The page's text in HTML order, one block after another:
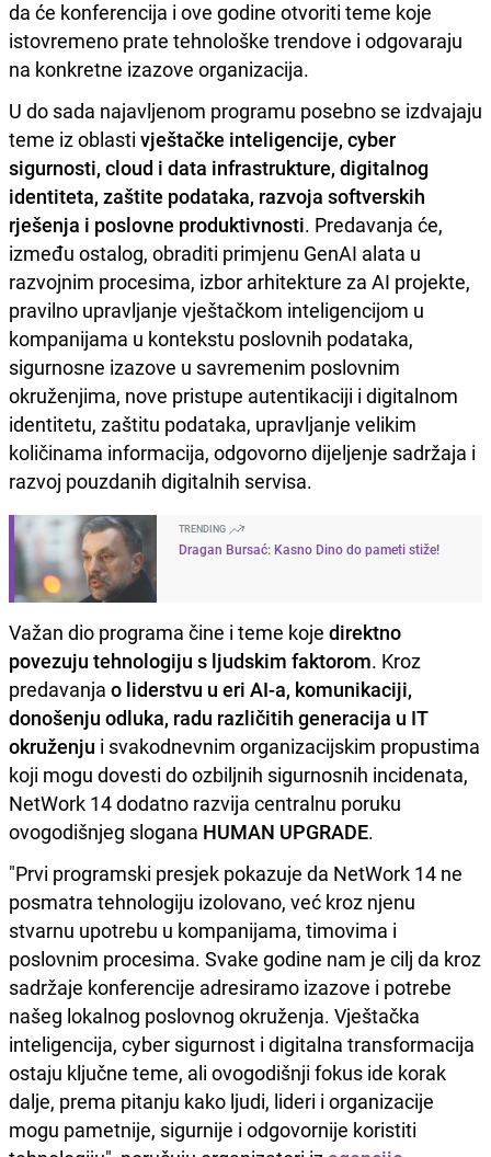
da će konferencija i ove godine otvoriti teme koje
istovremeno prate tehnološke trendove i odgovaraju
na konkretne izazove organizacija.
U do sada najavljenom programu posebno se izdvajaju
teme iz oblasti vještačke inteligencije, cyber
sigurnosti, cloud i data infrastrukture, digitalnog
identiteta, zaštite podataka, razvoja softverskih
rješenja i poslovne produktivnosti. Predavanja će,
između ostalog, obraditi primjenu GenAI alata u
razvojnim procesima, izbor arhitekture za AI projekte,
pravilno upravljanje vještačkom inteligencijom u
kompanijama u kontekstu poslovnih podataka,
sigurnosne izazove u savremenim poslovnim
okruženjima, nove pristupe autentikaciji i digitalnom
identitetu, zaštitu podataka, upravljanje velikim
količinama informacija, odgovorno dijeljenje sadržaja i
razvoj pouzdanih digitalnih servisa.
TRENDING
Dragan Bursać: Kasno Dino do pameti stiže!
Važan dio programa čine i teme koje direktno
povezuju tehnologiju s ljudskim faktorom. Kroz
predavanja o liderstvu u eri AI-a, komunikaciji,
donošenju odluka, radu različitih generacija u IT
okruženju i svakodnevnim organizacijskim propustima
koji mogu dovesti do ozbiljnih sigurnosnih incidenata,
NetWork 14 dodatno razvija centralnu poruku
ovogodišnjeg slogana HUMAN UPGRADE.
"Prvi programski presjek pokazuje da NetWork 14 ne
posmatra tehnologiju izolovano, već kroz njenu
stvarnu upotrebu u kompanijama, timovima i
poslovnim procesima. Svake godine nam je cilj da kroz
sadržaje konferencije adresiramo izazove i potrebe
našeg lokalnog poslovnog okruženja. Vještačka
inteligencija, cyber sigurnost i digitalna transformacija
ostaju ključne teme, ali ovogodišnji fokus ide korak
dalje, prema pitanju kako ljudi, lideri i organizacije
mogu pametnije, sigurnije i odgovornije koristiti